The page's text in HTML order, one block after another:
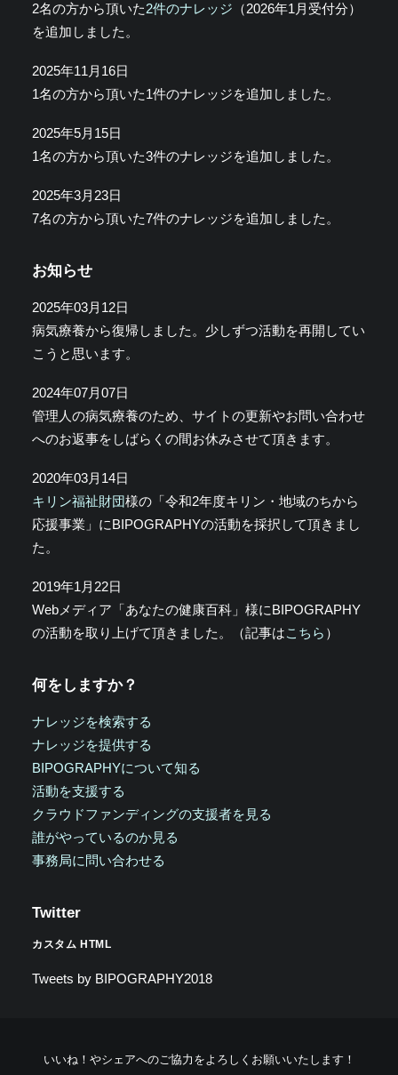
2名の方から頂いた2件のナレッジ （2026年1月受付分）
を追加しました。
2025年11月16日
1名の方から頂いた1件のナレッジを追加しました。
2025年5月15日
1名の方から頂いた3件のナレッジを追加しました。
2025年3月23日
7名の方から頂いた7件のナレッジを追加しました。
お知らせ
2025年03月12日
病気療養から復帰しました。少しずつ活動を再開してい
こうと思います。
2024年07月07日
管理人の病気療養のため、サイトの更新やお問い合わせ
へのお返事をしばらくの間お休みさせて頂きます。
2020年03月14日
キリン福祉財団様の「令和2年度キリン・地域のちから
応援事業」にBIPOGRAPHYの活動を採択して頂きまし
た。
2019年1月22日
Webメディア「あなたの健康百科」様にBIPOGRAPHY
の活動を取り上げて頂きました。（記事はこちら ）
何をしますか？
ナレッジを検索する
ナレッジを提供する
BIPOGRAPHYについて知る
活動を支援する
クラウドファンディングの支援者を見る
誰がやっているのか見る
事務局に問い合わせる
Twitter
カスタム HTML
Tweets by BIPOGRAPHY2018
いいね！やシェアへのご協力をよろしくお願いいたします！